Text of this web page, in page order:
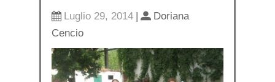
Luglio 29, 2014 |
Doriana
Cencio